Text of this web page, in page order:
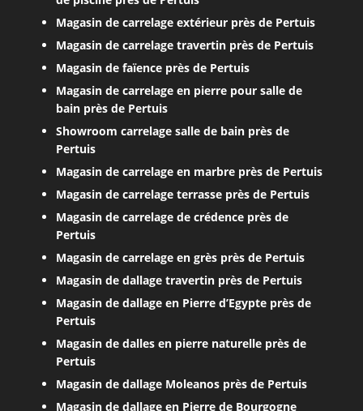
Magasin de carrelage extérieur près de Pertuis
Magasin de carrelage travertin près de Pertuis
Magasin de faïence près de Pertuis
Magasin de carrelage en pierre pour salle de
bain près de Pertuis
Showroom carrelage salle de bain près de
Pertuis
Magasin de carrelage en marbre près de Pertuis
Magasin de carrelage terrasse près de Pertuis
Magasin de carrelage de crédence près de
Pertuis
Magasin de carrelage en grès près de Pertuis
Magasin de dallage travertin près de Pertuis
Magasin de dallage en Pierre d’Egypte près de
Pertuis
Magasin de dalles en pierre naturelle près de
Pertuis
Magasin de dallage Moleanos près de Pertuis
Magasin de dallage en Pierre de Bourgogne